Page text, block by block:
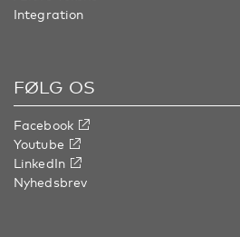
Integration
FØLG OS
Facebook
Youtube
LinkedIn
Nyhedsbrev